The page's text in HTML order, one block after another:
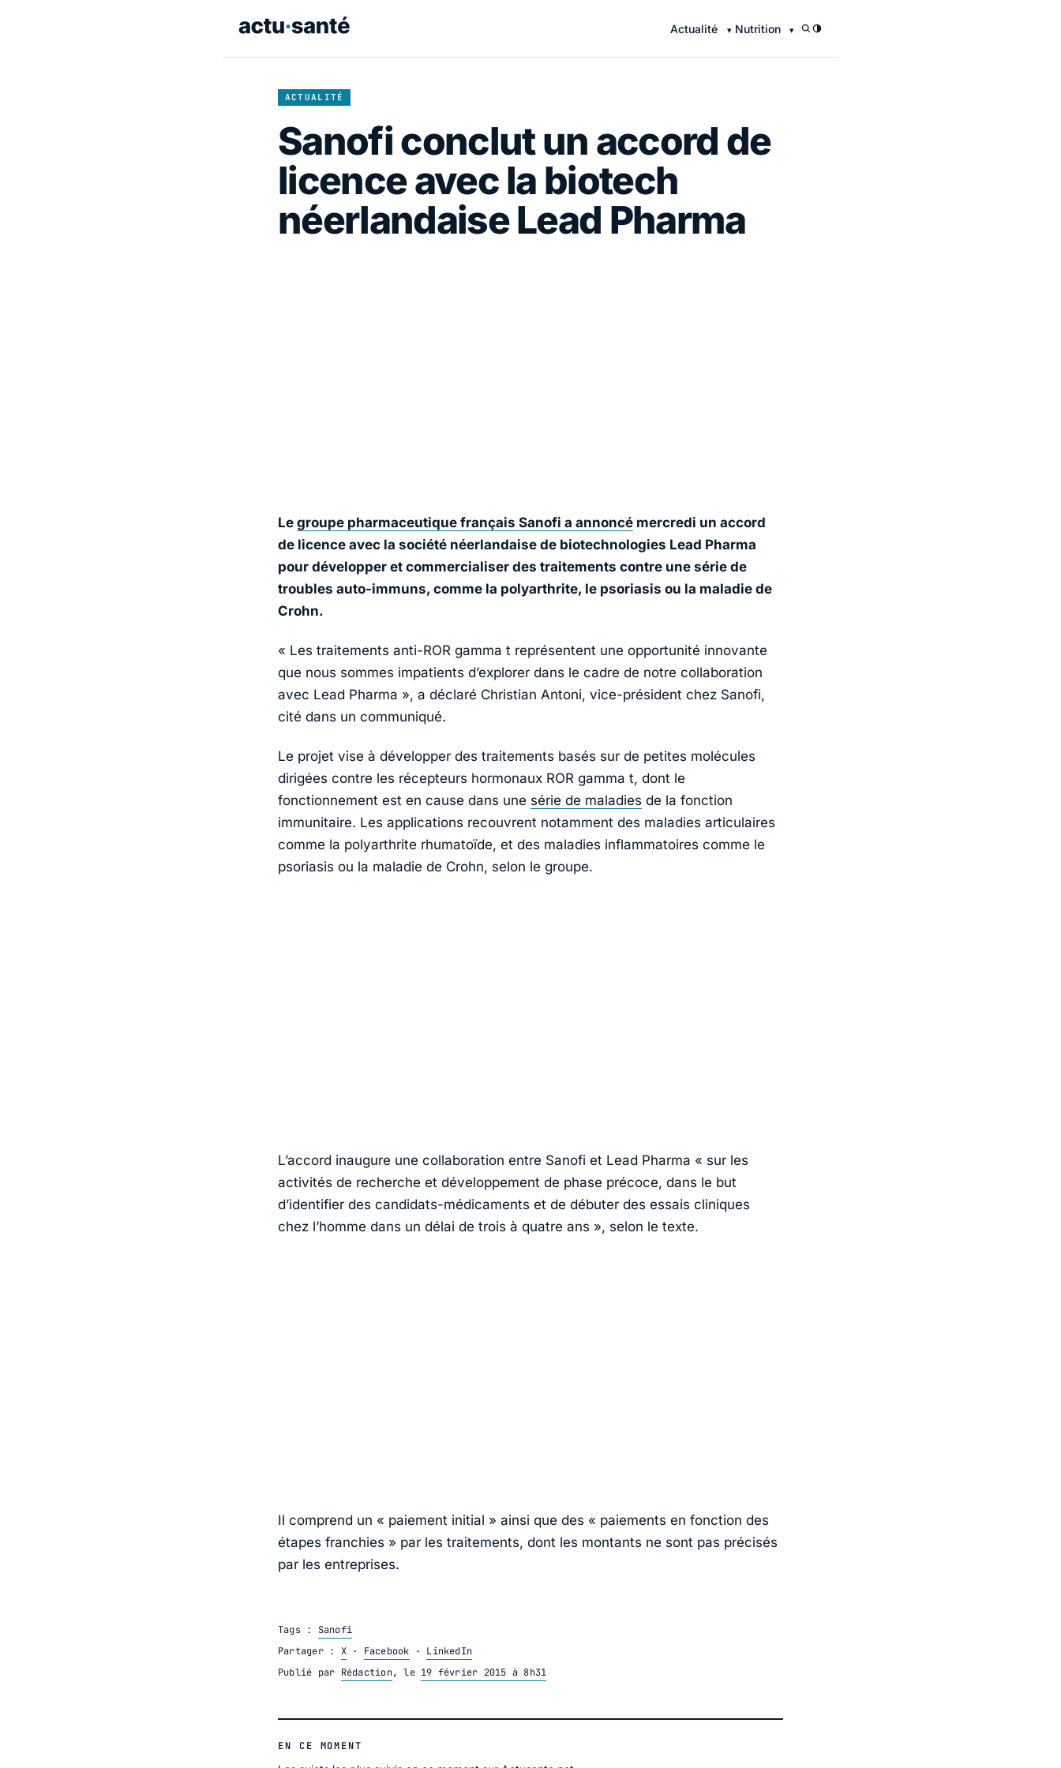
Actualité Nutrition /
ACTUALITÉ
Sanofi conclut un accord de
licence avec la biotech
néerlandaise Lead Pharma
Le groupe pharmaceutique français Sanofi a annoncé mercredi un accord
de licence avec la société néerlandaise de biotechnologies Lead Pharma
pour développer et commercialiser des traitements contre une série de
troubles auto-immuns, comme la polyarthrite, le psoriasis ou la maladie de
Crohn.
« Les traitements anti-ROR gamma t représentent une opportunité innovante
que nous sommes impatients d’explorer dans le cadre de notre collaboration
avec Lead Pharma », a déclaré Christian Antoni, vice-président chez Sanofi,
cité dans un communiqué.
Le projet vise à développer des traitements basés sur de petites molécules
dirigées contre les récepteurs hormonaux ROR gamma t, dont le
fonctionnement est en cause dans une série de maladies de la fonction
immunitaire. Les applications recouvrent notamment des maladies articulaires
comme la polyarthrite rhumatoïde, et des maladies inflammatoires comme le
psoriasis ou la maladie de Crohn, selon le groupe.
L’accord inaugure une collaboration entre Sanofi et Lead Pharma « sur les
activités de recherche et développement de phase précoce, dans le but
d’identifier des candidats-médicaments et de débuter des essais cliniques
chez l’homme dans un délai de trois à quatre ans », selon le texte.
Il comprend un « paiement initial » ainsi que des « paiements en fonction des
étapes franchies » par les traitements, dont les montants ne sont pas précisés
par les entreprises.
Tags : Sanofi
Partager : X· Facebook · LinkedIn
Publié par Rédaction, le 19 février 2015 à 8h31
EN CE MOMENT